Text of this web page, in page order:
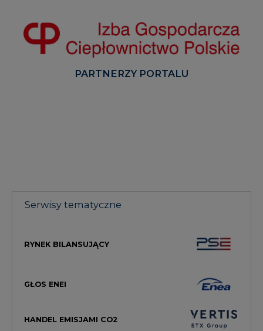
PARTNERZY PORTALU
Serwisy tematyczne
RYNEK BILANSUJĄCY
GŁOS ENEI
HANDEL EMISJAMI CO2